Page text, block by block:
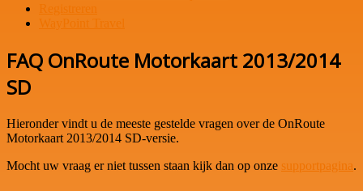
Registreren
WayPoint Travel
FAQ OnRoute Motorkaart 2013/2014
SD
Hieronder vindt u de meeste gestelde vragen over de OnRoute
Motorkaart 2013/2014 SD-versie.
Mocht uw vraag er niet tussen staan kijk dan op onze supportpagina.